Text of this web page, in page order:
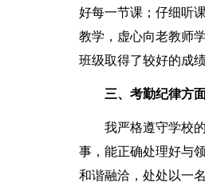
好每一节课；仔细听
教学，虚心向老教师
班级取得了较好的成绩
三、考勤纪律方
我严格遵守学校的
事，能正确处理好与
和谐融洽，处处以一